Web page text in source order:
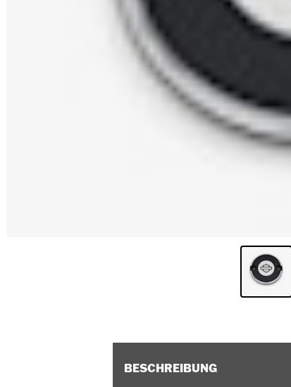
BESCHREIBUNG